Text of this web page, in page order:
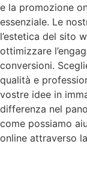
e la promozione
essenziale. Le
l’estetica del sito
ottimizzare
conversioni.
qualità e
vostre idee in
differenza nel
come possiamo
online attraverso